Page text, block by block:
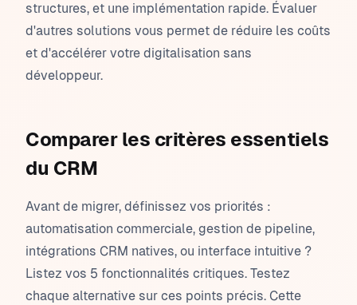
structures, et une implémentation rapide. Évaluer
d'autres solutions vous permet de réduire les coûts
et d'accélérer votre digitalisation sans
développeur.
Comparer les critères essentiels
du CRM
Avant de migrer, définissez vos priorités :
automatisation commerciale, gestion de pipeline,
intégrations CRM natives, ou interface intuitive ?
Listez vos 5 fonctionnalités critiques. Testez
chaque alternative sur ces points précis. Cette